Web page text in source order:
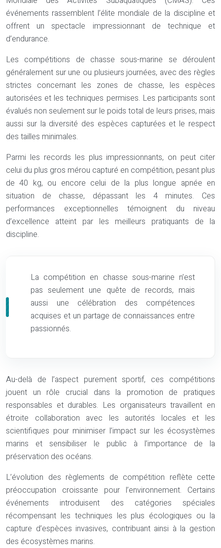
événements rassemblent l’élite mondiale de la discipline et
offrent un spectacle impressionnant de technique et
d’endurance.
Les compétitions de chasse sous-marine se déroulent
généralement sur une ou plusieurs journées, avec des règles
strictes concernant les zones de chasse, les espèces
autorisées et les techniques permises. Les participants sont
évalués non seulement sur le poids total de leurs prises, mais
aussi sur la diversité des espèces capturées et le respect
des tailles minimales.
Parmi les records les plus impressionnants, on peut citer
celui du plus gros mérou capturé en compétition, pesant plus
de 40 kg, ou encore celui de la plus longue apnée en
situation de chasse, dépassant les 4 minutes. Ces
performances exceptionnelles témoignent du niveau
d’excellence atteint par les meilleurs pratiquants de la
discipline.
La compétition en chasse sous-marine n’est
pas seulement une quête de records, mais
aussi une célébration des compétences
acquises et un partage de connaissances entre
passionnés.
Au-delà de l’aspect purement sportif, ces compétitions
jouent un rôle crucial dans la promotion de pratiques
responsables et durables. Les organisateurs travaillent en
étroite collaboration avec les autorités locales et les
scientifiques pour minimiser l’impact sur les écosystèmes
marins et sensibiliser le public à l’importance de la
préservation des océans.
L’évolution des règlements de compétition reflète cette
préoccupation croissante pour l’environnement. Certains
événements introduisent des catégories spéciales
récompensant les techniques les plus écologiques ou la
capture d’espèces invasives, contribuant ainsi à la gestion
des écosystèmes marins.